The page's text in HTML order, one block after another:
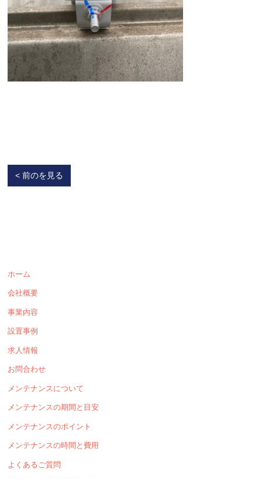
< 前のを見る
ホーム
会社概要
事業内容
設置事例
求人情報
お問合わせ
メンテナンスについて
メンテナンスの期間と目安
メンテナンスのポイント
メンテナンスの時間と費用
よくあるご質問